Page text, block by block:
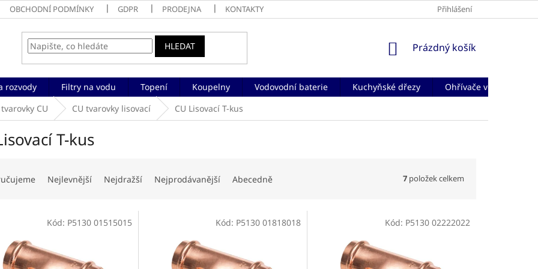
OBCHODNÍ PODMÍNKY GDPR PRODEJNA KONTAKTY Přihlášení
HLEDAT
NÁKUPNÍ
Prázdný košík
rozvody Filtry na vodu Topení Koupelny Vodovodní baterie Kuchyňské dřezy Ohřívače vody
CU CU tvarovky lisovací CU Lisovací T-kus
T-kus
Nejlevnější Nejdražší Nejprodávanější Abecedně 7 položek celkem
Kód: P5130 01515015 Kód: P5130 01818018 Kód: P5130 02222022